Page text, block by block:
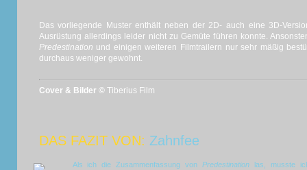
Das vorliegende Muster enthält neben der 2D- auch eine 3D-
Ausrüstung allerdings leider nicht zu Gemüte führen konnte.
Predestination und einigen weiteren Filmtrailern nur sehr mäßig
durchaus weniger gewohnt.
Cover & Bilder © Tiberius Film
DAS FAZIT VON: Zahnfee
Als ich die Zusammenfassung vonPredestination las, musste